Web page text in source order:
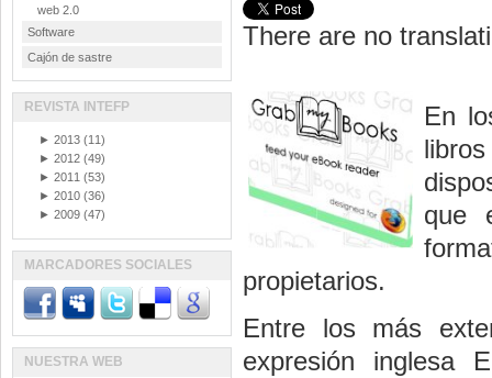
There are no
En
que
propietarios.
Entre los más
expresión inglesa
web 2.0
Software
Cajón de sastre
REVISTA INTEFP
► 2013 (11)
► 2012 (49)
► 2011 (53)
► 2010 (36)
► 2009 (47)
MARCADORES SOCIALES
NUESTRA WEB